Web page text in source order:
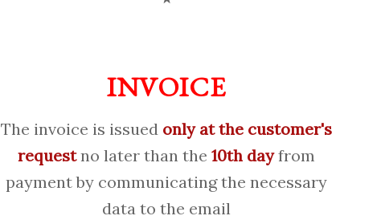
INVOICE
The invoice is issued only at the customer's
requestno later than the10th dayfrom
payment by communicating the necessary
data to the email